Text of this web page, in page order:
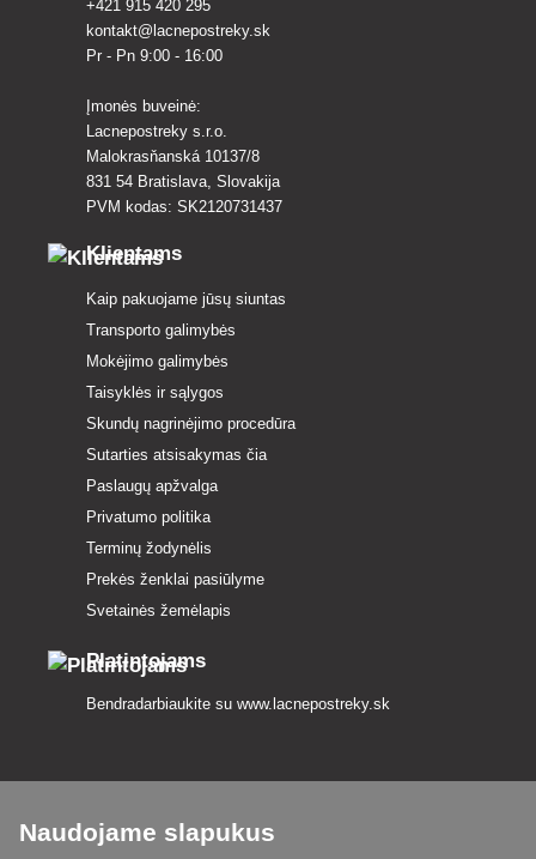
+421 915 420 295
kontakt@lacnepostreky.sk
Pr - Pn 9:00 - 16:00
Įmonės buveinė:
Lacnepostreky s.r.o.
Malokrasňanská 10137/8
831 54 Bratislava, Slovakija
PVM kodas: SK2120731437
Klientams
Kaip pakuojame jūsų siuntas
Transporto galimybės
Mokėjimo galimybės
Taisyklės ir sąlygos
Skundų nagrinėjimo procedūra
Sutarties atsisakymas čia
Paslaugų apžvalga
Privatumo politika
Terminų žodynėlis
Prekės ženklai pasiūlyme
Svetainės žemėlapis
Platintojams
Bendradarbiaukite su www.lacnepostreky.sk
Visada suteiksime jums ekspertų patarimų
Naudojame slapukus